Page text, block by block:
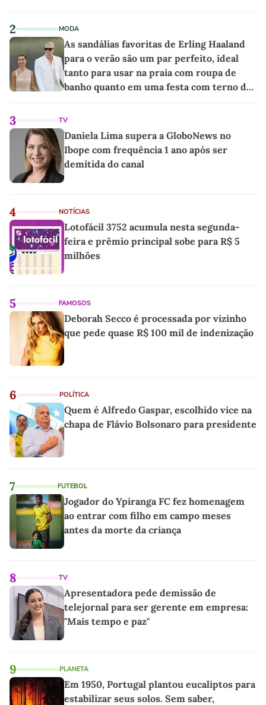
2 MODA
As sandálias favoritas de Erling Haaland
para o verão são um par perfeito, ideal
tanto para usar na praia com roupa de
banho quanto em uma festa com terno de
3 TV
Daniela Lima supera a GloboNews no
Ibope com frequência 1 ano após ser
demitida do canal
4 NOTÍCIAS
Lotofácil 3752 acumula nesta segunda-
feira e prêmio principal sobe para R$ 5
milhões
5 FAMOSOS
Deborah Secco é processada por vizinho
que pede quase R$ 100 mil de indenização
6 POLÍTICA
Quem é Alfredo Gaspar, escolhido vice na
chapa de Flávio Bolsonaro para presidente
7 FUTEBOL
Jogador do Ypiranga FC fez homenagem
ao entrar com filho em campo meses
antes da morte da criança
8 TV
Apresentadora pede demissão de
telejornal para ser gerente em empresa:
"Mais tempo e paz"
9 PLANETA
Em 1950, Portugal plantou eucaliptos para
estabilizar seus solos. Sem saber,